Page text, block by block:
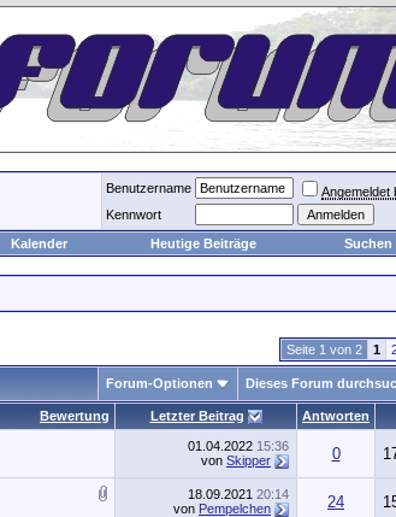
Benutzername
Angemeldet
Kennwort
Kalender Heutige Beiträge Suchen
Seite 1 von 2 1
Forum-Optionen Dieses Forum
Bewertung Letzter Beitrag Antworten
01.04.2022 15:36
von Skipper 0
18.09.2021 20:14
von Pempelchen 24